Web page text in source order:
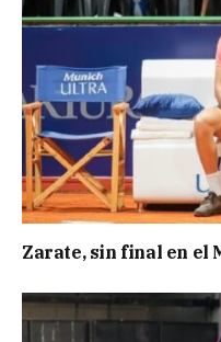
Zarate, sin final en el